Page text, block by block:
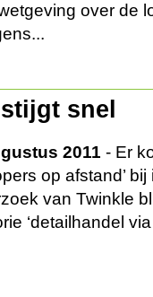
over de
snel
2011 - Er
op afstand’
van Twinkle
‘detailhandel